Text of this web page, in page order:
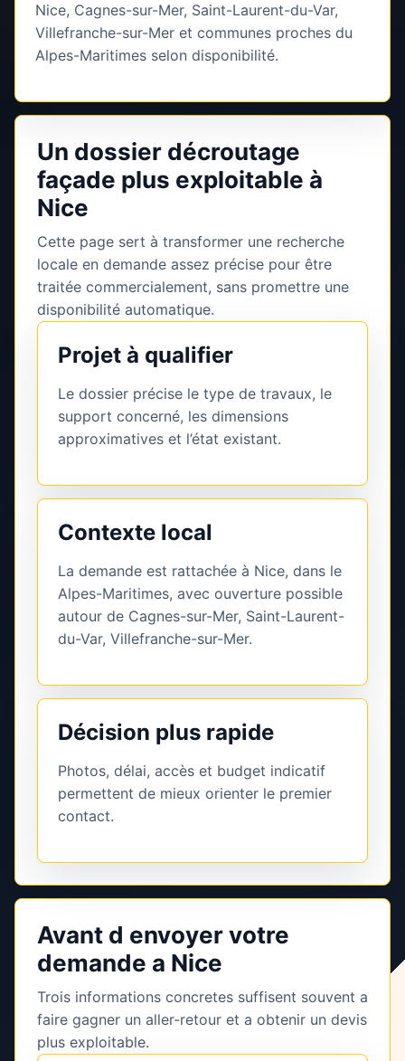
Nice, Cagnes-sur-Mer, Saint-Laurent-du-Var,
Villefranche-sur-Mer et communes proches du
Alpes-Maritimes selon disponibilité.
Un dossier décroutage
façade plus exploitable à
Nice
Cette page sert à transformer une recherche
locale en demande assez précise pour être
traitée commercialement, sans promettre une
disponibilité automatique.
Projet à qualifier
Le dossier précise le type de travaux, le
support concerné, les dimensions
approximatives et l’état existant.
Contexte local
La demande est rattachée à Nice, dans le
Alpes-Maritimes, avec ouverture possible
autour de Cagnes-sur-Mer, Saint-Laurent-
du-Var, Villefranche-sur-Mer.
Décision plus rapide
Photos, délai, accès et budget indicatif
permettent de mieux orienter le premier
contact.
Avant d envoyer votre
demande a Nice
Trois informations concretes suffisent souvent a
faire gagner un aller-retour et a obtenir un devis
plus exploitable.